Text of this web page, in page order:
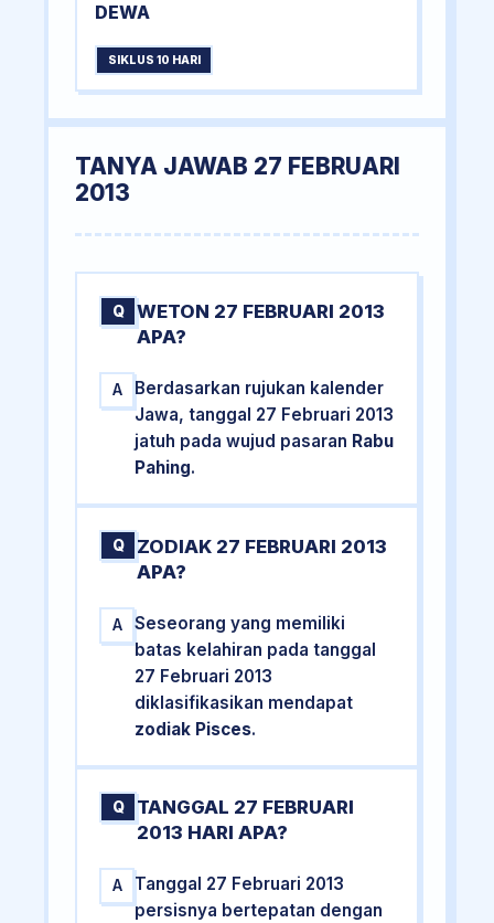
DEWA
SIKLUS 10 HARI
TANYA JAWAB 27 FEBRUARI
2013
Q
WETON 27 FEBRUARI 2013
APA?
A
Berdasarkan rujukan kalender
Jawa, tanggal 27 Februari 2013
jatuh pada wujud pasaran Rabu
Pahing.
Q
ZODIAK 27 FEBRUARI 2013
APA?
A
Seseorang yang memiliki
batas kelahiran pada tanggal
27 Februari 2013
diklasifikasikan mendapat
zodiak Pisces.
Q
TANGGAL 27 FEBRUARI
2013 HARI APA?
A
Tanggal 27 Februari 2013
persisnya bertepatan dengan